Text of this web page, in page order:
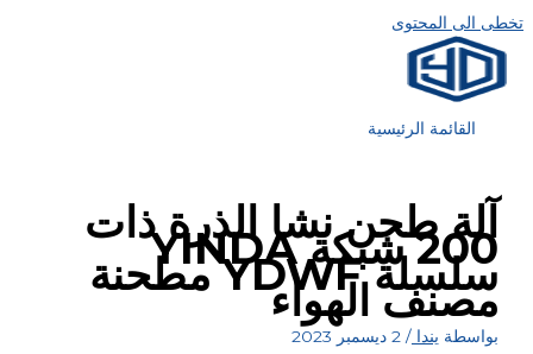
تخطى الى المحتوى
القائمة الرئيسية
آلة طحن نشا الذرة ذات
200 شبكة YINDA
سلسلة YDWF مطحنة مصنف الهواء
بواسطة يندا/ 2 ديسمبر 2023